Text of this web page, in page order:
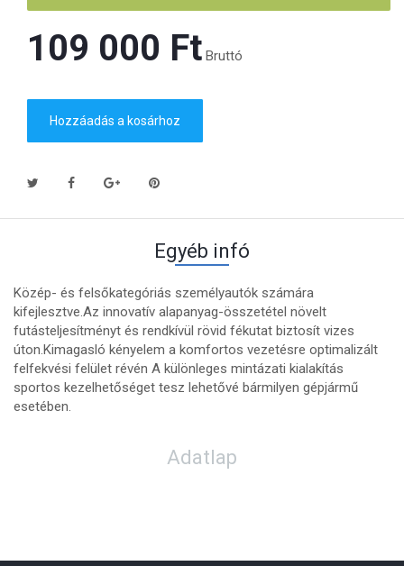
109 000 Ft‎ Bruttó
Hozzáadás a kosárhoz
Egyéb infó
Közép- és felsőkategóriás személyautók számára
kifejlesztve.Az innovatív alapanyag-összetétel növelt
futásteljesítményt és rendkívül rövid fékutat biztosít vizes
úton.Kimagasló kényelem a komfortos vezetésre optimalizált
felfekvési felület révén A különleges mintázati kialakítás
sportos kezelhetőséget tesz lehetővé bármilyen gépjármű
esetében.
Adatlap